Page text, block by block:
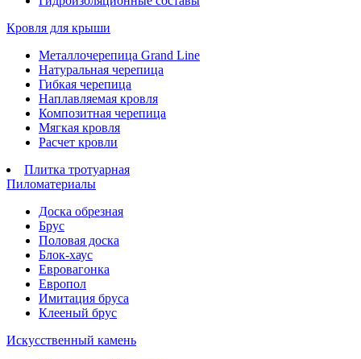
Кровля для крыши
Металлочерепица Grand Line
Натуральная черепица
Гибкая черепица
Наплавляемая кровля
Композитная черепица
Мягкая кровля
Расчет кровли
Плитка тротуарная
Пиломатериалы
Доска обрезная
Брус
Половая доска
Блок-хаус
Евровагонка
Европол
Имитация бруса
Клееный брус
Искусственный камень